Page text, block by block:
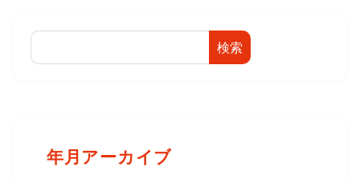
検索
年月アーカイブ